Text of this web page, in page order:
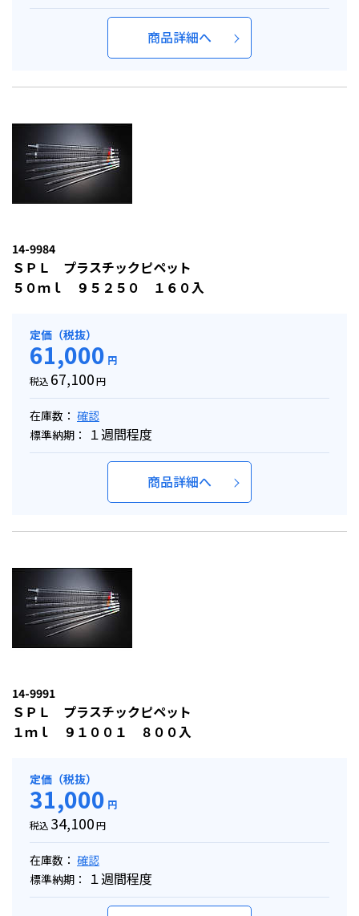
商品詳細へ
14-9984
ＳＰＬ プラスチックピペット
５０ｍｌ ９５２５０ １６０入
定価（税抜）
61,000 円
税込 67,100円
在庫数： 確認
標準納期：
１週間程度
商品詳細へ
14-9991
ＳＰＬ プラスチックピペット
１ｍｌ ９１００１ ８００入
定価（税抜）
31,000 円
税込 34,100円
在庫数： 確認
標準納期：
１週間程度